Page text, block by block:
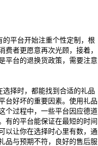
平台开始注重个性定制，根
者更愿意再次光顾，接着，
平台的退换货政策，需要注意
择时，都能找到合适的礼品
台好坏的重要因素。使用礼品
个过程中，一些平台因应德道
有的平台能保证在最短的时间
以让你在选择时心里有数，通
品与预期不符，良好的售后服